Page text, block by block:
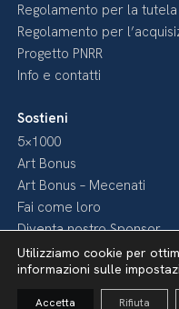
Regolamento per la
Regolamento per
Progetto PNRR
Info e contatti
Sostieni
5×1000
Art Bonus
Art Bonus – Mecenati
Fai come loro
Diventa nostro Sponsor
Media
Pubblicazioni
Utilizziamo cookie per
informazioni sulle
Accetta Rifiuta